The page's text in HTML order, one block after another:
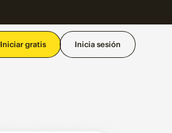
Iniciar gratis Inicia sesión